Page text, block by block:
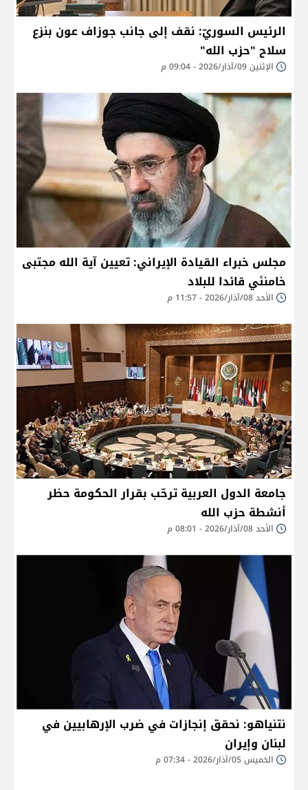
الرئيس السوريّ: نقف إلى جانب جوزاف عون بنزع
سلاح "حزب الله"
الإثنين 09/آذار/2026 - 09:04 م
مجلس خبراء القيادة الإيراني: تعيين آية الله مجتبى
خامنئي قائدا للبلاد
الأحد 08/آذار/2026 - 11:57 م
جامعة الدول العربية ترحّب بقرار الحكومة حظر
أنشطة حزب الله
الأحد 08/آذار/2026 - 08:01 م
نتنياهو: نحقق إنجازات في ضرب الإرهابيين في
لبنان وإيران
الخميس 05/آذار/2026 - 07:34 م